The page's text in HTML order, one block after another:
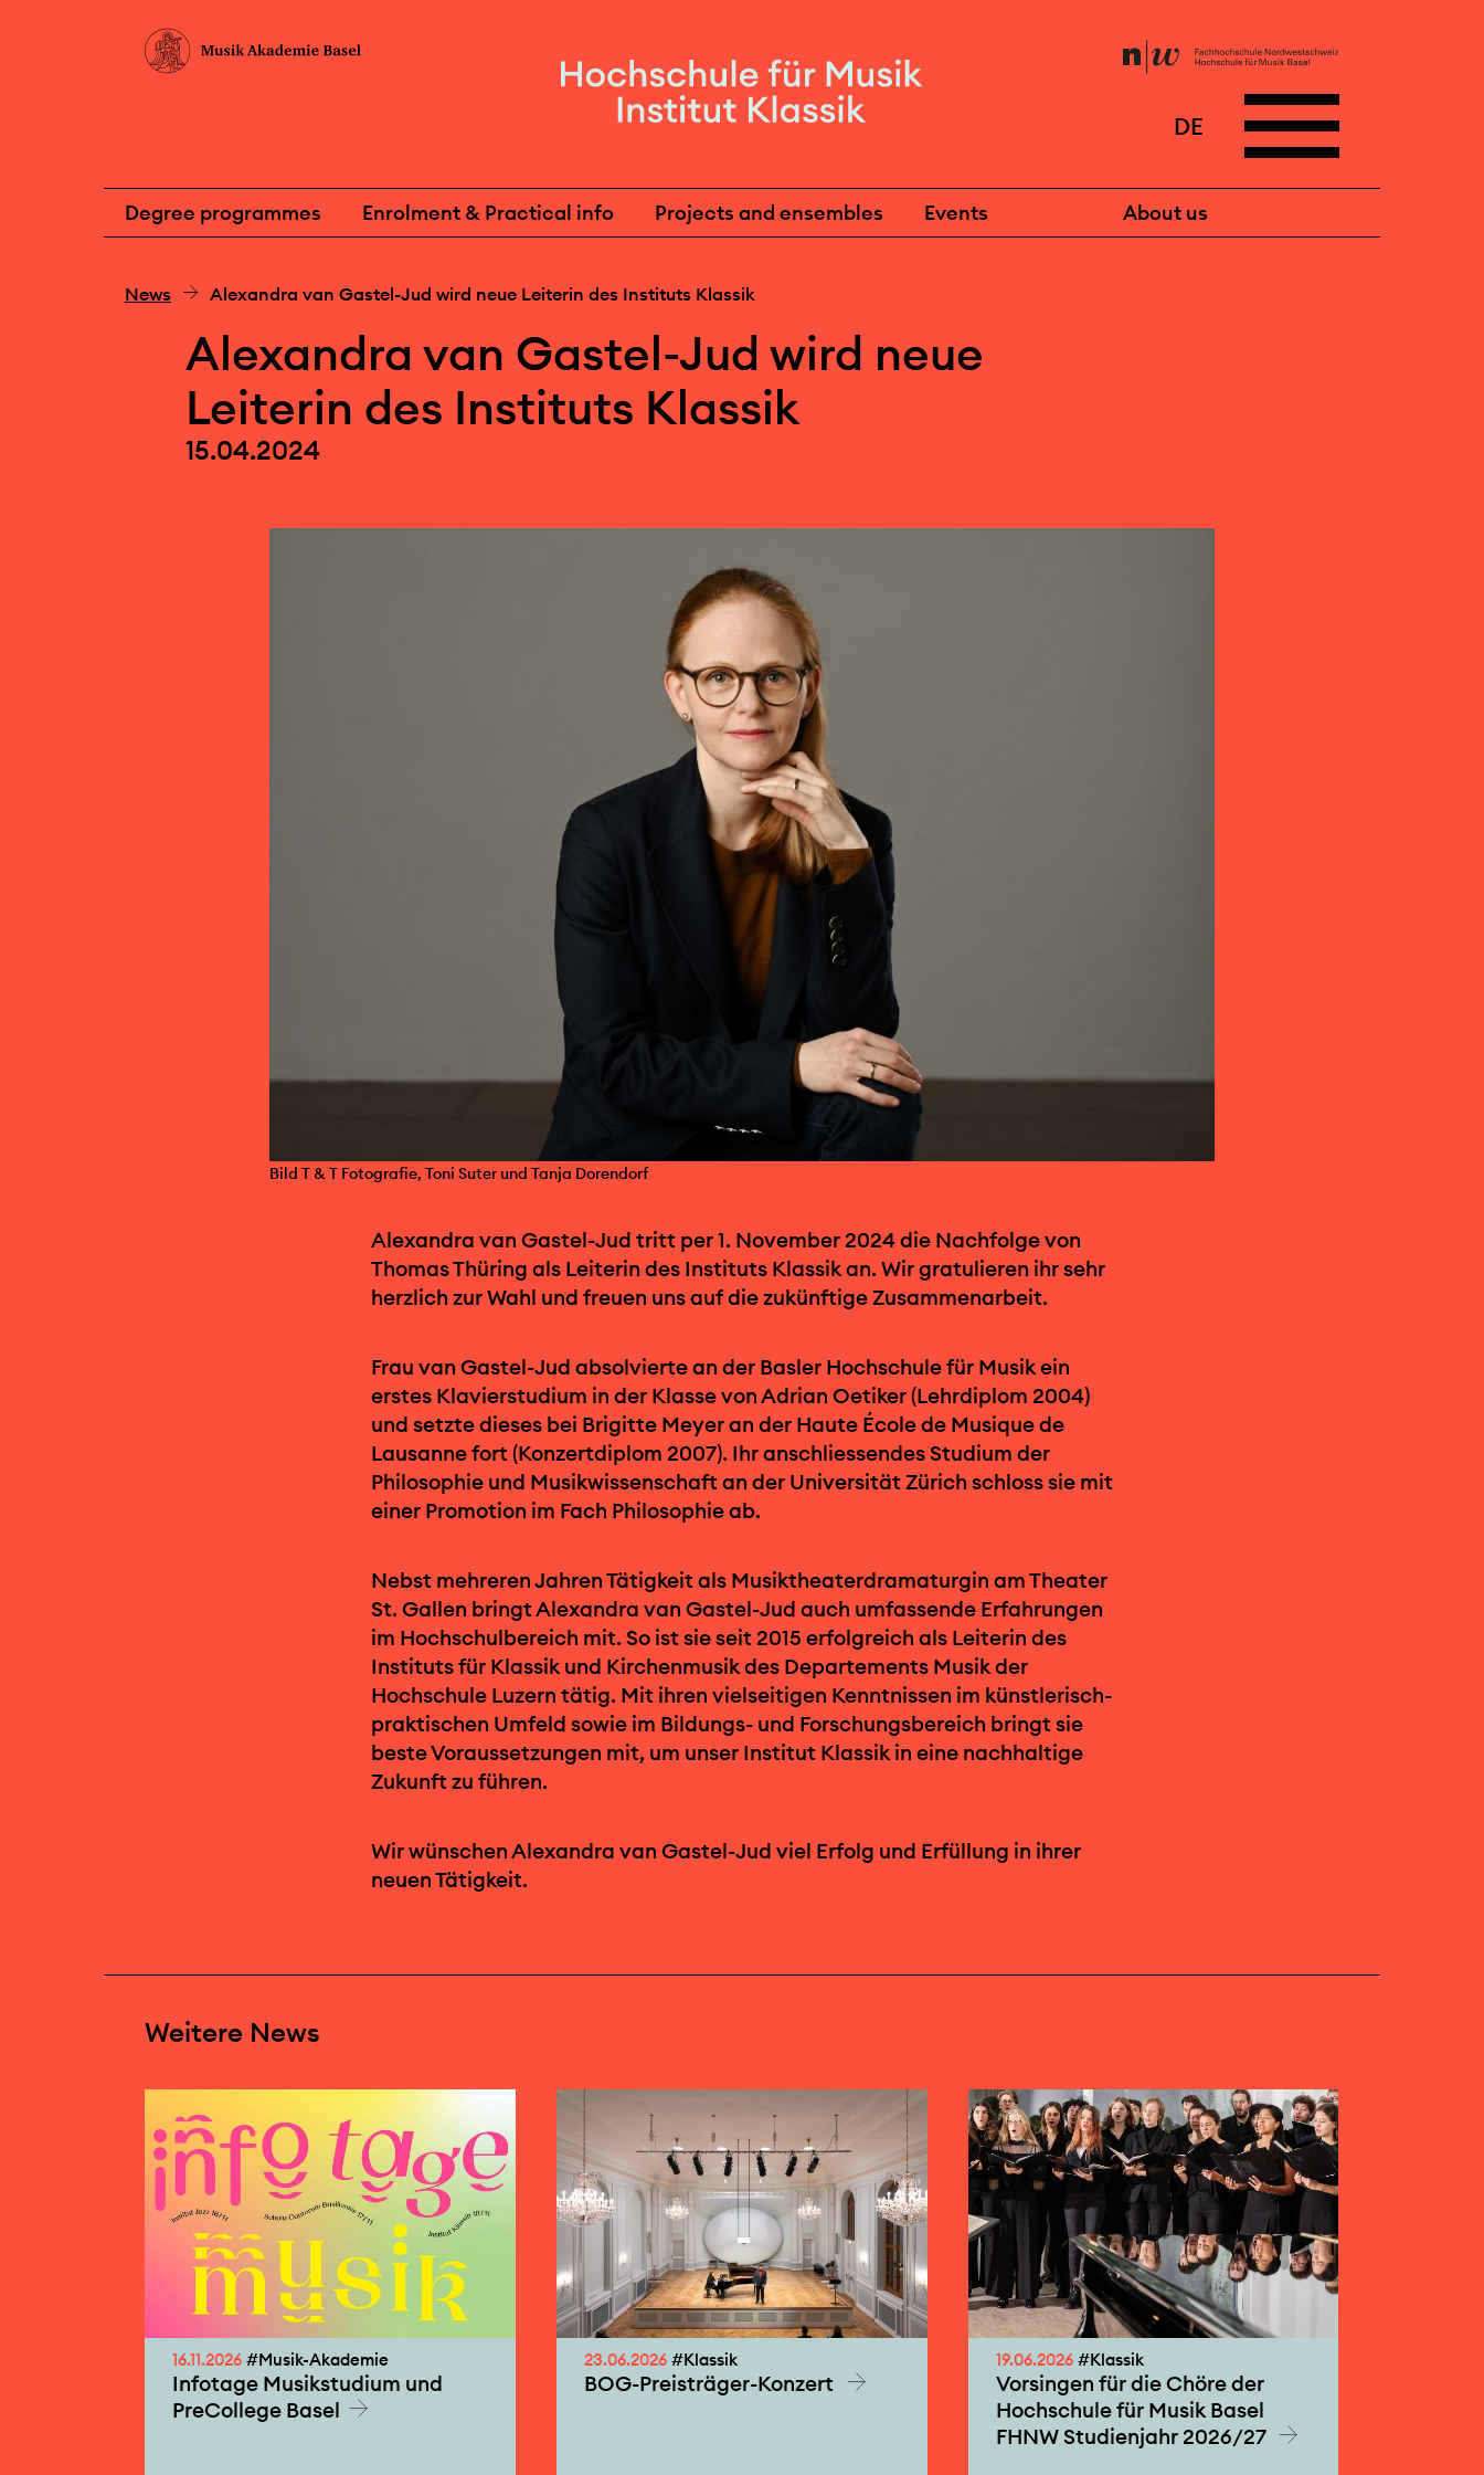
DE
Degree programmes Enrolment & Practical info Projects and ensembles Events About us
News Alexandra van Gastel-Jud wird neue Leiterin des Instituts Klassik
Alexandra van Gastel-Jud wird neue
Leiterin des Instituts Klassik
15.04.2024
Bild T & T Fotografie, Toni Suter und Tanja Dorendorf
Alexandra van Gastel-Jud tritt per 1. November 2024 die Nachfolge von
Thomas Thüring als Leiterin des Instituts Klassik an. Wir gratulieren ihr sehr
herzlich zur Wahl und freuen uns auf die zukünftige Zusammenarbeit.
Frau van Gastel-Jud absolvierte an der Basler Hochschule für Musik ein
erstes Klavierstudium in der Klasse von Adrian Oetiker (Lehrdiplom 2004)
und setzte dieses bei Brigitte Meyer an der Haute École de Musique de
Lausanne fort (Konzertdiplom 2007). Ihr anschliessendes Studium der
Philosophie und Musikwissenschaft an der Universität Zürich schloss sie mit
einer Promotion im Fach Philosophie ab.
Nebst mehreren Jahren Tätigkeit als Musiktheaterdramaturgin am Theater
St. Gallen bringt Alexandra van Gastel-Jud auch umfassende Erfahrungen
im Hochschulbereich mit. So ist sie seit 2015 erfolgreich als Leiterin des
Instituts für Klassik und Kirchenmusik des Departements Musik der
Hochschule Luzern tätig. Mit ihren vielseitigen Kenntnissen im künstlerisch-
praktischen Umfeld sowie im Bildungs- und Forschungsbereich bringt sie
beste Voraussetzungen mit, um unser Institut Klassik in eine nachhaltige
Zukunft zu führen.
Wir wünschen Alexandra van Gastel-Jud viel Erfolg und Erfüllung in ihrer
neuen Tätigkeit.
Weitere News
16.11.2026 #Musik-Akademie
Infotage Musikstudium und
PreCollege Basel
23.06.2026 #Klassik
BOG-Preisträger-Konzert
19.06.2026#Klassik
Vorsingen für die Chöre der
Hochschule für Musik Basel
FHNW Studienjahr 2026/27